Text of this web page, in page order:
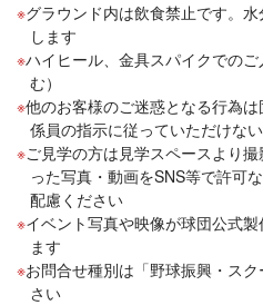
グラウンド内は飲食禁止です。
します
ハイヒール、金具スパイクでの
む）
他のお客様のご迷惑となる行為は
係員の指示に従っていただけな
ご見学の方は見学スペースより
った写真・動画をSNS等で許可
配慮ください
イベント写真や映像が球団公式
ます
お問合せ種別は「野球振興・ス
さい